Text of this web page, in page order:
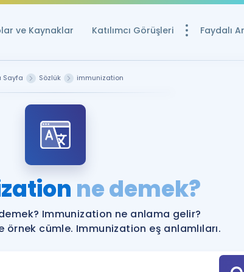
ve Kaynaklar Katılımcı Görüşleri Faydalı
Ücretsiz Kaynaklar
YDS ve YÖKDİL Puan
YDS ve YÖKDİL'e
Tüm ÖSYM Sınavları Tek
Remzi Hoca ile
Sayfa Sözlük immunization
ne demek?
Immunization ne anlama gelir?
cümle. Immunization eş anlamlıları.